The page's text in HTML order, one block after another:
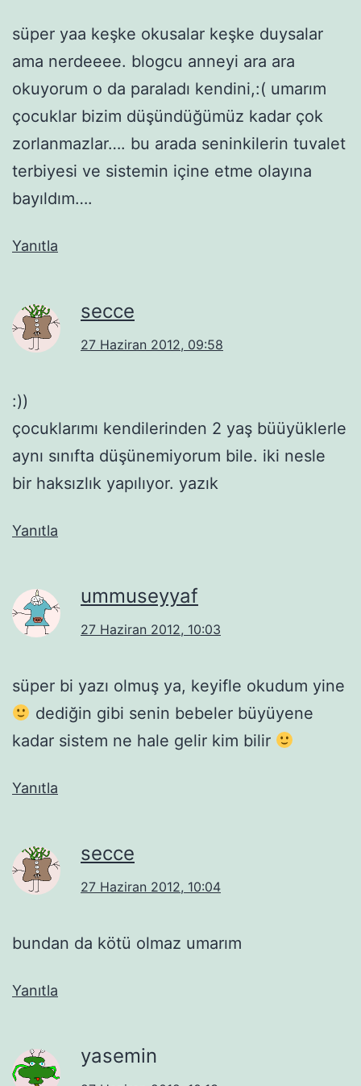
süper yaa keşke okusalar keşke duysalar
ama nerdeeee. blogcu anneyi ara ara
okuyorum o da paraladı kendini,:( umarım
çocuklar bizim düşündüğümüz kadar çok
zorlanmazlar…. bu arada seninkilerin tuvalet
terbiyesi ve sistemin içine etme olayına
bayıldım….
Yanıtla
secce
27 Haziran 2012, 09:58
:))
çocuklarımı kendilerinden 2 yaş büüyüklerle
aynı sınıfta düşünemiyorum bile. iki nesle
bir haksızlık yapılıyor. yazık
Yanıtla
ummuseyyaf
27 Haziran 2012, 10:03
süper bi yazı olmuş ya, keyifle okudum yine
dediğin gibi senin bebeler büyüyene
kadar sistem ne hale gelir kim bilir
Yanıtla
secce
27 Haziran 2012, 10:04
bundan da kötü olmaz umarım
Yanıtla
yasemin